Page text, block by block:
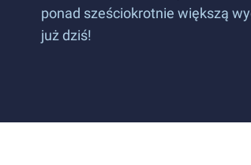
ponad sześciokrotnie większą
już dziś!